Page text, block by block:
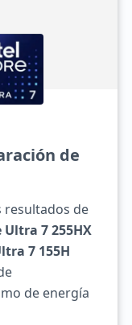
de
resultados de
7 255HX
7 155H
de energía